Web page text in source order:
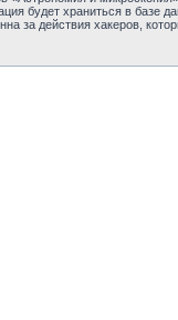
будет храниться в базе
за действия хакеров,